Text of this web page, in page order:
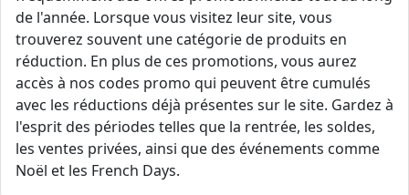
de l'année. Lorsque vous visitez leur site, vous
trouverez souvent une catégorie de produits en
réduction. En plus de ces promotions, vous aurez
accès à nos codes promo qui peuvent être cumulés
avec les réductions déjà présentes sur le site. Gardez à
l'esprit des périodes telles que la rentrée, les soldes,
les ventes privées, ainsi que des événements comme
Noël et les French Days.